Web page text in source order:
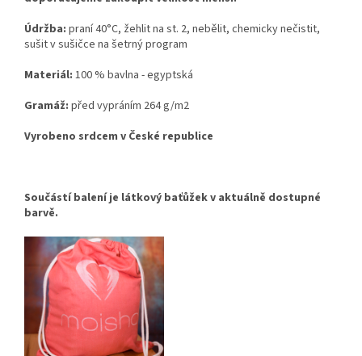
Údržba: praní 40°C, žehlit na st. 2, nebělit, chemicky nečistit,
sušit v sušičce na šetrný program
Materiál: 100 % bavlna - egyptská
Gramáž: před vypráním 264 g/m2
Vyrobeno srdcem v České republice
Součástí balení je látkový baťůžek v aktuálně dostupné
barvě.